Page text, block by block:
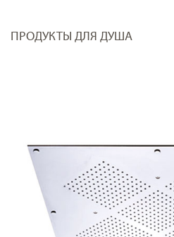
ПРОДУКТЫ ДЛЯ ДУША